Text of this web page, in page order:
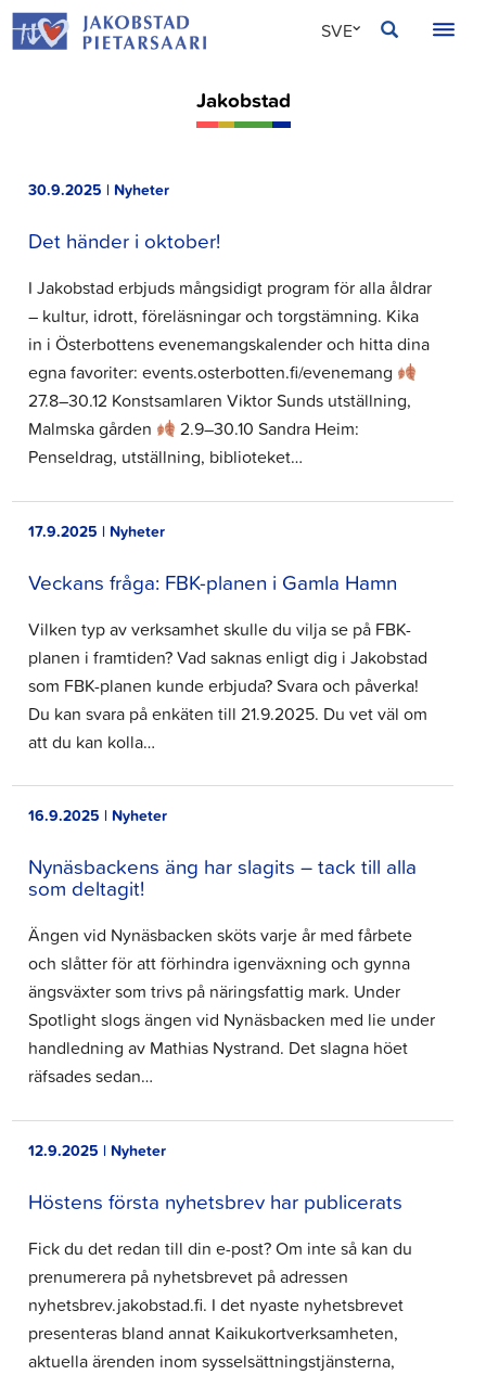
Hoppa
till
SVE
Jakobstad
30.9.2025 | Nyheter
Det händer i oktober!
I Jakobstad erbjuds mångsidigt program för alla åldrar
– kultur, idrott, föreläsningar och torgstämning. Kika
in i Österbottens evenemangskalender och hitta dina
egna favoriter: events.osterbotten.fi/evenemang
27.8–30.12 Konstsamlaren Viktor Sunds utställning,
Malmska gården
2.9–30.10 Sandra Heim:
Penseldrag, utställning, biblioteket…
17.9.2025 | Nyheter
Veckans fråga: FBK-planen i Gamla Hamn
Vilken typ av verksamhet skulle du vilja se på FBK-
planen i framtiden? Vad saknas enligt dig i Jakobstad
som FBK-planen kunde erbjuda? Svara och påverka!
Du kan svara på enkäten till 21.9.2025. Du vet väl om
att du kan kolla…
16.9.2025 | Nyheter
Nynäsbackens äng har slagits – tack till alla
som deltagit!
Ängen vid Nynäsbacken sköts varje år med fårbete
och slåtter för att förhindra igenväxning och gynna
ängsväxter som trivs på näringsfattig mark. Under
Spotlight slogs ängen vid Nynäsbacken med lie under
handledning av Mathias Nystrand. Det slagna höet
räfsades sedan…
12.9.2025 | Nyheter
Höstens första nyhetsbrev har publicerats
Fick du det redan till din e-post? Om inte så kan du
prenumerera på nyhetsbrevet på adressen
nyhetsbrev.jakobstad.fi. I det nyaste nyhetsbrevet
presenteras bland annat Kaikukortverksamheten,
aktuella ärenden inom sysselsättningstjänsterna,